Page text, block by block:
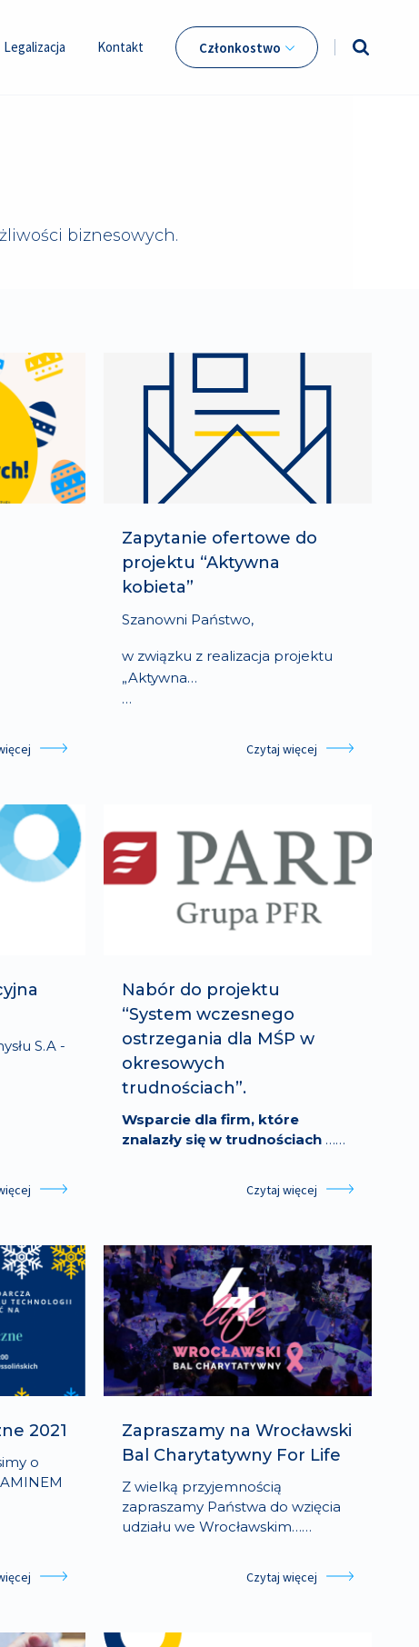
Legalizacja Kontakt Członkostwo
biznesowych.
Zapytanie ofertowe do
projektu “Aktywna
kobieta”
Szanowni Państwo,
w związku z realizacja projektu
„Aktywna…
…
Czytaj więcej
S.A -
Nabór do projektu
“System wczesnego
ostrzegania dla MŚP w
okresowych
trudnościach”.
Wsparcie dla firm, które
znalazły się w trudnościach ……
Czytaj więcej
2021
o
Zapraszamy na Wrocławski
Bal Charytatywny For Life
Z wielką przyjemnością
zapraszamy Państwa do wzięcia
udziału we Wrocławskim……
Czytaj więcej